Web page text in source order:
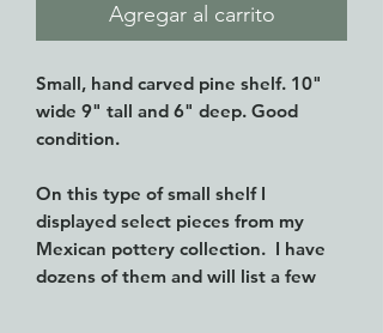
Agregar al carrito
Small, hand carved pine shelf. 10"
wide 9" tall and 6" deep. Good
condition.
On this type of small shelf I
displayed select pieces from my
Mexican pottery collection. I have
dozens of them and will list a few